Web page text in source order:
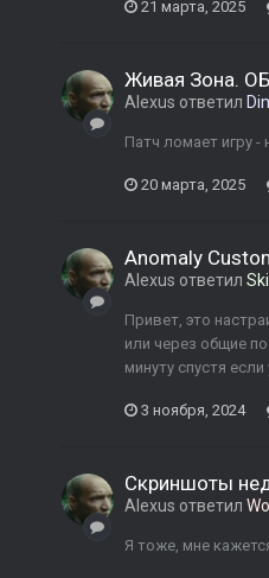
21 марта, 2025
Живая Зона.
Alexus ответил
Патч ломает игру -
20 марта, 2025
Anomaly
Alexus ответил
Привет, это
или через общие
минуту спустя
3 ноября, 2024
Скриншоты
Alexus ответил
Я тоже, мне